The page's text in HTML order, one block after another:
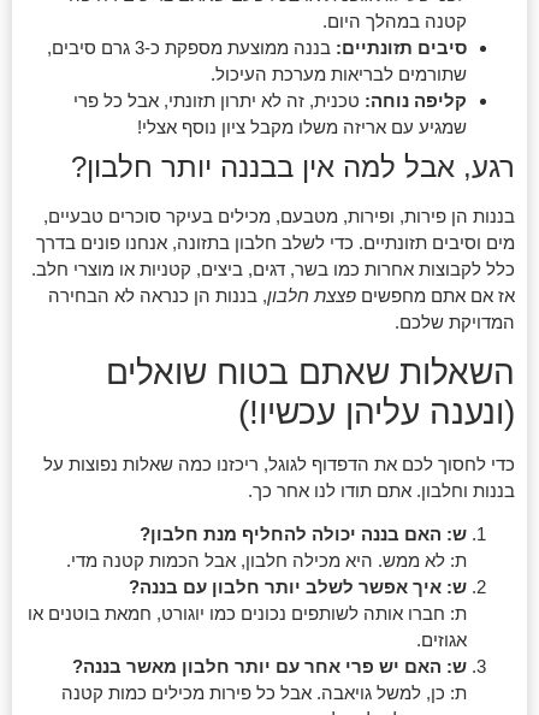
קטנה במהלך היום.
סיבים תזונתיים:
בננה ממוצעת מספקת כ-3 גרם סיבים,
שתורמים לבריאות מערכת העיכול.
קליפה נוחה: טכנית, זה לא יתרון תזונתי, אבל כל פרי
שמגיע עם אריזה משלו מקבל ציון נוסף אצלי!
רגע, אבל למה אין בבננה יותר חלבון?
בננות הן פירות, ופירות, מטבעם, מכילים בעיקר סוכרים טבעיים,
מים וסיבים תזונתיים. כדי לשלב חלבון בתזונה, אנחנו פונים בדרך
כלל לקבוצות אחרות כמו בשר, דגים, ביצים, קטניות או מוצרי חלב.
אז אם אתם מחפשים פצצת חלבון, בננות הן כנראה לא הבחירה
המדויקת שלכם.
השאלות שאתם בטוח שואלים
(ונענה עליהן עכשיו!)
כדי לחסוך לכם את הדפדוף לגוגל, ריכזנו כמה שאלות נפוצות על
בננות וחלבון. אתם תודו לנו אחר כך.
ש: האם בננה יכולה להחליף מנת חלבון?
ת: לא ממש. היא מכילה חלבון, אבל הכמות קטנה מדי.
ש: איך אפשר לשלב יותר חלבון עם בננה?
ת: חברו אותה לשותפים נכונים כמו יוגורט, חמאת בוטנים או
אגוזים.
ש: האם יש פרי אחר עם יותר חלבון מאשר בננה?
ת: כן, למשל גויאבה. אבל כל פירות מכילים כמות קטנה